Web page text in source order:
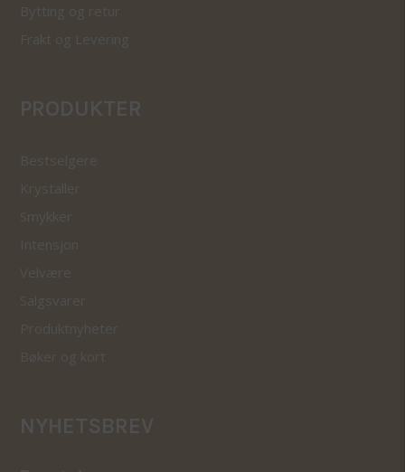
Bytting og retur
Frakt og Levering
PRODUKTER
Bestselgere
Krystaller
Smykker
Intensjon
Velvære
Salgsvarer
Produktnyheter
Bøker og kort
NYHETSBREV